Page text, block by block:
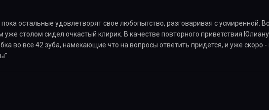
остальные удовлетворят свое любопытство, разговаривая с усмиренной.
уже столом сидел очкастый клирик. В качестве повторного приветствия
во все 42 зуба, намекающие что на вопросы ответить придется, и уже скоро